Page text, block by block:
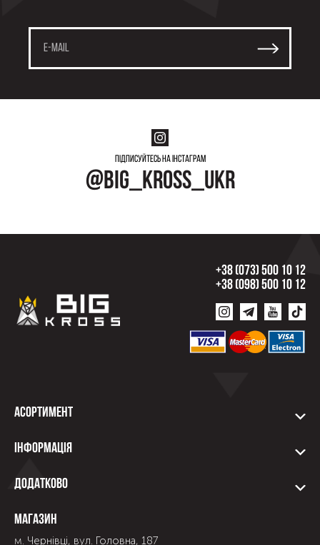
Підписуйтесь на інстаграм
@big_kross_ukr
+38 (073) 500 10 12
+38 (098) 500 10 12
Асортимент
Інформація
Додатково
Магазин
м. Чернівці, вул. Головна, 187